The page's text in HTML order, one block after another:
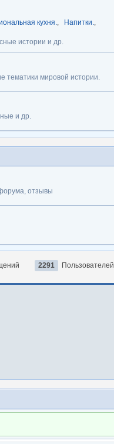
кухня., Напитки.,
истории и др.
тематики мировой истории.
и др.
отзывы
2291 Пользователей